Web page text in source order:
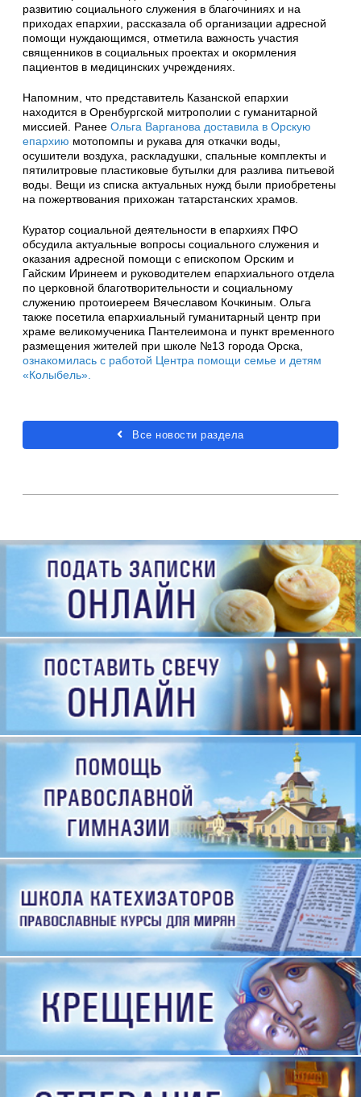
развитию социального служения в благочиниях и на
приходах епархии, рассказала об организации адресной
помощи нуждающимся, отметила важность участия
священников в социальных проектах и окормления
пациентов в медицинских учреждениях.
Напомним, что представитель Казанской епархии
находится в Оренбургской митрополии с гуманитарной
миссией. Ранее Ольга Варганова доставила в Орскую
епархию мотопомпы и рукава для откачки воды,
осушители воздуха, раскладушки, спальные комплекты и
пятилитровые пластиковые бутылки для разлива питьевой
воды. Вещи из списка актуальных нужд были приобретены
на пожертвования прихожан татарстанских храмов.
Куратор социальной деятельности в епархиях ПФО
обсудила актуальные вопросы социального служения и
оказания адресной помощи с епископом Орским и
Гайским Иринеем и руководителем епархиального отдела
по церковной благотворительности и социальному
служению протоиереем Вячеславом Кочкиным. Ольга
также посетила епархиальный гуманитарный центр при
храме великомученика Пантелеимона и пункт временного
размещения жителей при школе №13 города Орска,
ознакомилась с работой Центра помощи семье и детям
«Колыбель».
Все новости раздела